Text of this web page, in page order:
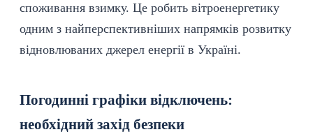
споживання взимку. Це робить вітроенергетику
одним з найперспективніших напрямків розвитку
відновлюваних джерел енергії в Україні.
Погодинні графіки відключень:
необхідний захід безпеки